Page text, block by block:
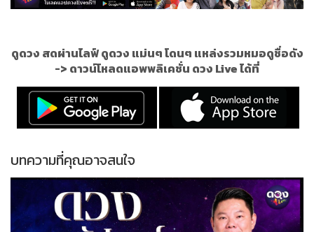
ดูดวง สดผ่านไลฟ์ ดูดวง แม่นๆ โดนๆ แหล่งรวมหมอดูชื่อดัง
-> ดาวน์โหลดแอพพลิเคชั่น ดวง Live ได้ที่
บทความที่คุณอาจสนใจ